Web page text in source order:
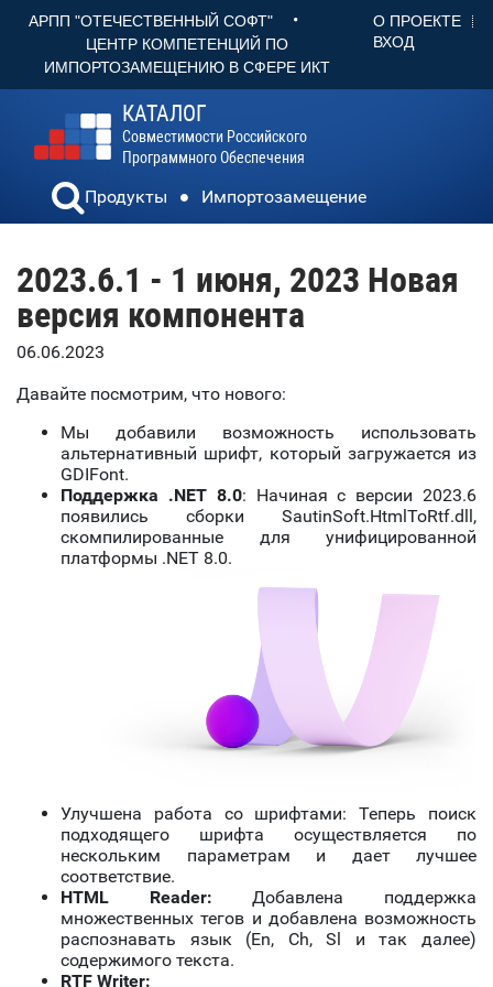
АРПП "ОТЕЧЕСТВЕННЫЙ СОФТ" •
ЦЕНТР КОМПЕТЕНЦИЙ ПО
ИМПОРТОЗАМЕЩЕНИЮ В СФЕРЕ ИКТ
О ПРОЕКТЕ
ВХОД
КАТАЛОГ
Совместимости Российского
Программного Обеспечения
Продукты Импортозамещение
2023.6.1 - 1 июня, 2023 Новая
версия компонента
06.06.2023
Давайте посмотрим, что нового:
Мы добавили возможность использовать
альтернативный шрифт, который загружается из
GDIFont.
Поддержка .NET 8.0: Начиная с версии 2023.6
появились сборки SautinSoft.HtmlToRtf.dll,
скомпилированные для унифицированной
платформы .NET 8.0.
Улучшена работа со шрифтами: Теперь поиск
подходящего шрифта осуществляется по
нескольким параметрам и дает лучшее
соответствие.
HTML Reader: Добавлена поддержка
множественных тегов и добавлена возможность
распознавать язык (En, Ch, Sl и так далее)
содержимого текста.
RTF Writer: